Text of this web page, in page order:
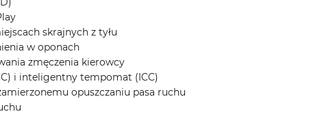
skrajnych z tyłu
w oponach
zmęczenia kierowcy
i inteligentny tempomat (ICC)
opuszczaniu pasa ruchu